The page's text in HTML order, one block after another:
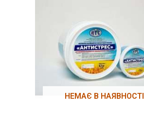
НЕМАЄ В НАЯВНОСТІ